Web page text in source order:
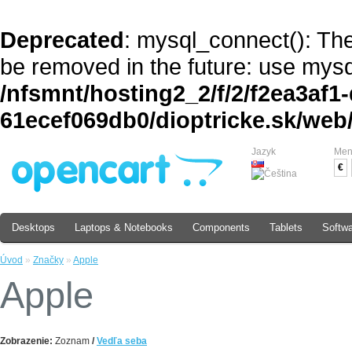
Deprecated: mysql_connect():
be removed in the future: use
/nfsmnt/hosting2_2/f/2/
61ecef069db0/dioptricke.sk/
Jazyk
€
Desktops Laptops & Notebooks Components Tablets
Úvod » Značky » Apple
Apple
Zobrazenie: Zoznam / Vedľa seba